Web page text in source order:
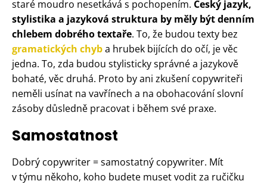
staré moudro nesetkává s pochopením. Český jazyk,
stylistika a jazyková struktura by měly být denním
chlebem dobrého textaře. To, že budou texty bez
gramatických chyba hrubek bijících do očí, je věc
jedna. To, zda budou stylisticky správné a jazykově
bohaté, věc druhá. Proto by ani zkušení copywriteři
neměli usínat na vavřínech a na obohacování slovní
zásoby důsledně pracovat i během své praxe.
Samostatnost
Dobrý copywriter = samostatný copywriter. Mít
v týmu někoho, koho budete muset vodit za ručičku